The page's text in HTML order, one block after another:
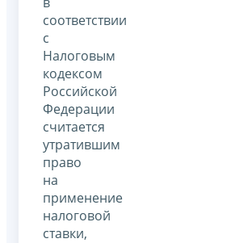
соответствии
с
Налоговым
кодексом
Российской
Федерации
считается
утратившим
право
на
применение
налоговой
ставки,